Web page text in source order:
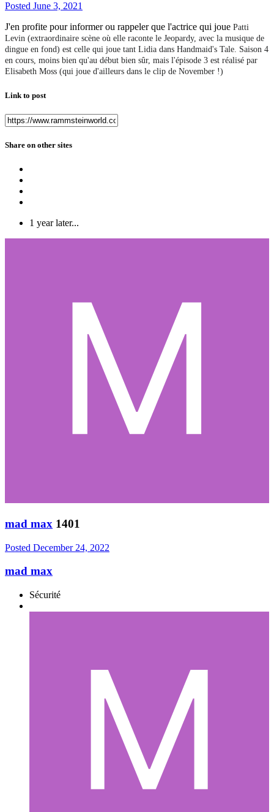
Posted June 3, 2021
J'en profite pour informer ou rappeler que l'actrice qui joue Patti
Levin (extraordinaire scène où elle raconte le Jeopardy, avec la musique de
dingue en fond) est celle qui joue tant Lidia dans Handmaid's Tale. Saison 4
en cours, moins bien qu'au début bien sûr, mais l'épisode 3 est réalisé par
Elisabeth Moss (qui joue d'ailleurs dans le clip de November !)
Link to post
Share on other sites
1 year later...
mad max 1401
Posted December 24, 2022
mad max
Sécurité